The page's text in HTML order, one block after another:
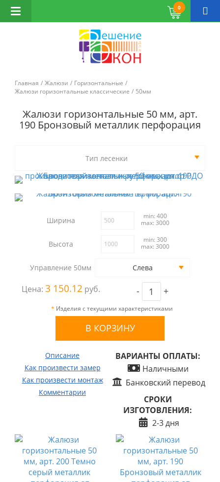
0
Открыть
навигацию
Главная Жалюзи
Горизонтальные
Жалюзи горизонтальные классические
50мм
Жалюзи горизонтальные 50 мм, арт.
190 Бронзовый металлик перфорация
Тип лесенки
Ширина
min: 400
max: 3000
Высота
min: 300
max: 3000
Управление 50мм Слева
Цена: 3 150.12 руб. - +
* Изделия с текущими характеристиками
Описание
Как произвести замер
Как произвести монтаж
Комментарии
ВАРИАНТЫ ОПЛАТЫ:
Наличными
Банковский перевод
СРОКИ
ИЗГОТОВЛЕНИЯ:
2-3 дня